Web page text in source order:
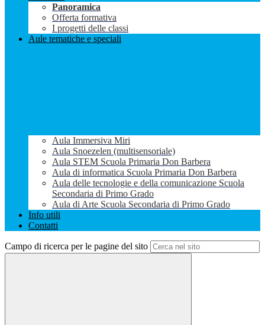
Panoramica
Offerta formativa
I progetti delle classi
Aule tematiche e speciali
Aula Immersiva Miri
Aula Snoezelen (multisensoriale)
Aula STEM Scuola Primaria Don Barbera
Aula di informatica Scuola Primaria Don Barbera
Aula delle tecnologie e della comunicazione Scuola
Secondaria di Primo Grado
Aula di Arte Scuola Secondaria di Primo Grado
Info utili
Contatti
Campo di ricerca per le pagine del sito